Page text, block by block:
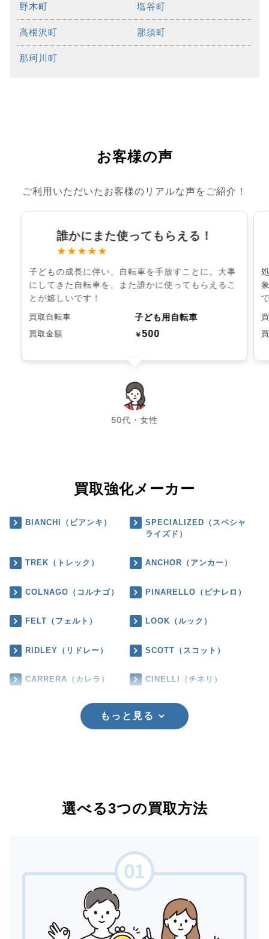
野木町 塩谷町
高根沢町 那須町
那珂川町
お客様の声
ご利用いただいたお客様のリアルな声をご紹介！
誰かにまた使ってもらえる！
★★★★★
子どもの成長に伴い、自転車を手放すことに。大事
にしてきた自転車を、また誰かに使ってもらえるこ
とが嬉しいです！
買取自転車 子ども用自転車
買取金額 ￥500
50代・女性
chevron_left chevron_right
買取強化メーカー
BIANCHI（ビアンキ）
SPECIALIZED（スペシャ
ライズド）
TREK（トレック） ANCHOR（アンカー）
COLNAGO（コルナゴ） PINARELLO（ピナレロ）
FELT（フェルト） LOOK（ルック）
RIDLEY（リドレー） SCOTT（スコット）
CARRERA（カレラ） CINELLI（チネリ）
もっと見る
選べる3つの買取方法